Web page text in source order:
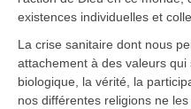
existences individuelles et
La crise sanitaire dont nous
attachement à des valeurs
biologique, la vérité, la
nos différentes religions ne